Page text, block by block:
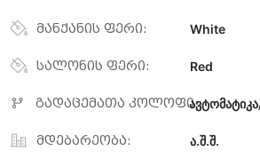
მანქანის ფერი: White
სალონის ფერი: Red
გადაცემათა კოლოფი:
მდებარეობა: ა.შ.შ.